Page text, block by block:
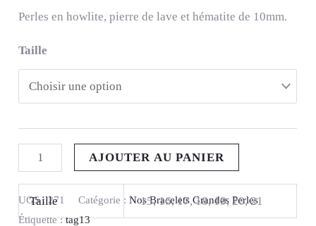
Perles en howlite, pierre de lave et hématite de 10mm.
Taille
AJOUTER AU PANIER
UGS :271 Catégorie :Nos Bracelets Grandes Perles
Étiquette :tag13
Taille 15, 16, 17, 18, 19, 20, 21